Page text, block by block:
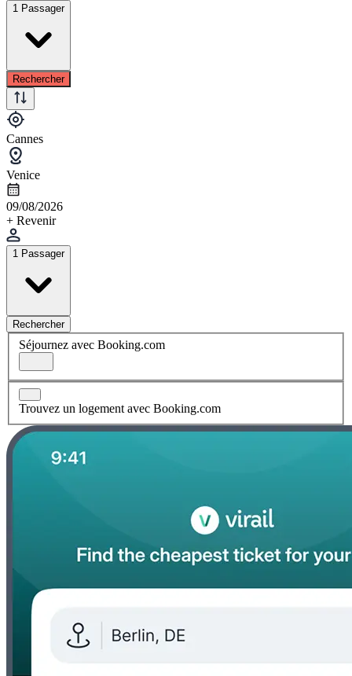
1 Passager
Rechercher
Cannes
Venice
09/08/2026
+ Revenir
1 Passager
Rechercher
Séjournez avec Booking.com
Trouvez un logement avec Booking.com